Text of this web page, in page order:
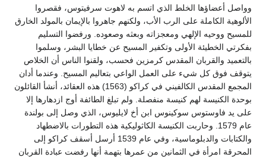
وواصل أعضاؤها الخلط الذي اتسم به لاهوت سرفيتوس، فقصروا
الألوهية الكاملة على الرب الأب، ولكنهم جاهروا بالإيمان بالمولد الخارق
للمسيح ووحيه الإلهي ومعجزاته وبعثه وصعوده. ورفضوا التسليم
بفكرتي الخطيئة الأولى وتكفير المسيح عن خطايا البشر، وسلموا
بالتعميد والقربان المقدس كرمزين فحسب، ولقنوا الناس أن الخلاص
يتوقف فوق كل شيء على العمل الواعي بتعاليم المسيح. وعندما أدان
المجمع المقدس الكالفيني في كراكو (1563) هذه العقائد، أنشأ القائلون
بوحدة الكنيسة لهم كنيسة منفصلة. ولم تبلغ الطائفة أوج ازدهارها إلا
على يد فاوستوس سوكينوس ابن أخ لايليوس، الذي وصل إلى بولندة
عام 1579. وحاربت الكنيسة الكاثوليكية هذه التطورات بالاضطهاد
والكتابات والدبلوماسية، وفي عام 1539 أرسل أسقف كراكو إلى
المحرقة امرأة في الثمانين من عمرها بتهمة أنها رفضت عبادة القربان